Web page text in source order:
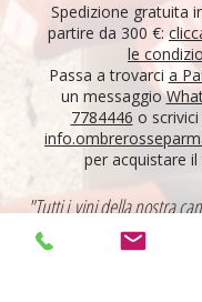
Spedizione gratuita
partire da 300 €:
le
Passa a trovarci a
un messaggio
7784446 o
per acquistare
"Tutti i vini della nostra
lungo percorso di ricerca,
l'apertura di Ombre Rosse,